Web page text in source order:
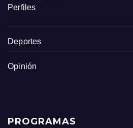
Perfiles
Deportes
Opinión
PROGRAMAS